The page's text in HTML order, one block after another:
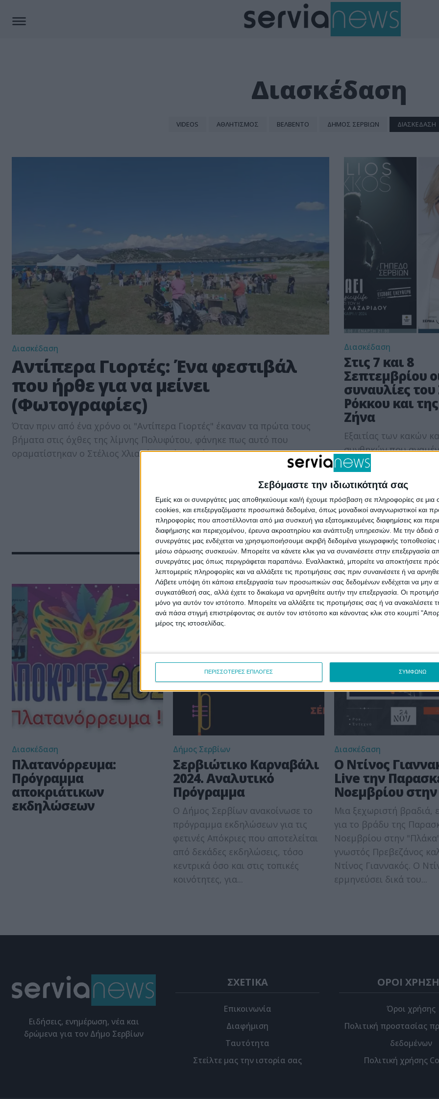
Σεβόμαστε την ιδιωτικότητά σας
Εμείς και οι συνεργάτες μας αποθηκεύουμε και/ή έχουμε πρόσβαση σε πληροφορίες σε
cookies, και επεξεργαζόμαστε προσωπικά δεδομένα, όπως μοναδικοί αναγνωριστικοί και
πληροφορίες που αποστέλλονται από μια συσκευή για εξατομικευμένες διαφημίσεις και
διαφήμισης και περιεχομένου, έρευνα ακροατηρίου και ανάπτυξη υπηρεσιών. Με την άδειά
συνεργάτες μας ενδέχεται να χρησιμοποιήσουμε ακριβή δεδομένα γεωγραφικής τοποθεσίας
μέσω σάρωσης συσκευών. Μπορείτε να κάνετε κλικ για να συναινέσετε στην επεξεργασία
συνεργάτες μας όπως περιγράφεται παραπάνω. Εναλλακτικά, μπορείτε να αποκτήσετε
λεπτομερείς πληροφορίες και να αλλάξετε τις προτιμήσεις σας πριν συναινέσετε ή να
Λάβετε υπόψη ότι κάποια επεξεργασία των προσωπικών σας δεδομένων ενδέχεται να μην
συγκατάθεσή σας, αλλά έχετε το δικαίωμα να αρνηθείτε αυτήν την επεξεργασία. Οι
μόνο για αυτόν τον ιστότοπο. Μπορείτε να αλλάξετε τις προτιμήσεις σας ή να ανακαλέσετε
ανά πάσα στιγμή επιστρέφοντας σε αυτόν τον ιστότοπο και κάνοντας κλικ στο κουμπί
μέρος της ιστοσελίδας.
ΠΕΡΙΣΣΟΤΕΡΕΣ ΕΠΙΛΟΓΕΣ ΣΥΜΦΩΝΩ
Διασκέδαση
VIDEOS ΑΘΛΗΤΙΣΜΌΣ ΒΕΛΒΕΝΤΌ ΔΉΜΟΣ ΣΕΡΒΊΩΝ ΔΙΑΣΚΈΔΑΣΗ
Διασκέδαση
Αντίπερα Γιορτές: Ένα φεστιβάλ
που ήρθε για να μείνει
(Φωτογραφίες)
Όταν πριν από ένα χρόνο οι "Αντίπερα Γιορτές" έκαναν τα πρώτα τους
βήματα στις όχθες της λίμνης Πολυφύτου, φάνηκε πως αυτό που
οραματίστηκαν ο Στέλιος Χλιαράς, η Εύη Μιμίκου...
Διασκέδαση
Στις 7 και 8
Σεπτεμβρίου
συναυλίες του
Ρόκκου και
Ζήνα
Εξαιτίας των κακών
συνθηκών που
την Πέμπτη 29 και
προγραμματισμένες
των δύο καλλιτεχνών
μεταφέρονται για...
Διασκέδαση
Πλατανόρρευμα:
Πρόγραμμα
αποκριάτικων
εκδηλώσεων
Δήμος Σερβίων
Σερβιώτικο Καρναβάλι
2024. Αναλυτικό
Πρόγραμμα
Ο Δήμος Σερβίων ανακοίνωσε το
πρόγραμμα εκδηλώσεων για τις
φετινές Απόκριες που αποτελείται
από δεκάδες εκδηλώσεις, τόσο
κεντρικά όσο και στις τοπικές
κοινότητες, για...
Διασκέδαση
Ο Ντίνος
Live την
Νοεμβρίου
Μια ξεχωριστή βραδιά,
για το βράδυ της
Νοεμβρίου στην
γνωστός Πρεβεζάνος
Ντίνος Γιαννακός. Ο Ντίνος θα
ερμηνεύσει δικά του...
Eιδήσεις, ενημέρωση, νέα και
δρώμενα για τον Δήμο Σερβίων
ΣΧΕΤΙΚΑ
Επικοινωνία
Διαφήμιση
Ταυτότητα
Στείλτε μας την ιστορία σας
ΟΡΟΙ
Όροι χρήσης
Πολιτική προστασίας
δεδομένων
Πολιτική χρήσης